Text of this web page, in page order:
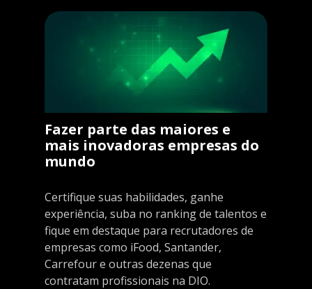
Fazer parte das maiores e
mais inovadoras empresas do
mundo
Certifique suas habilidades, ganhe
experiência, suba no ranking de talentos e
fique em destaque para recrutadores de
empresas como iFood, Santander,
Carrefour e outras dezenas que
contratam profissionais na DIO.